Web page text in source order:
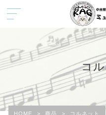
コ
HOME > 商品 > コルネット